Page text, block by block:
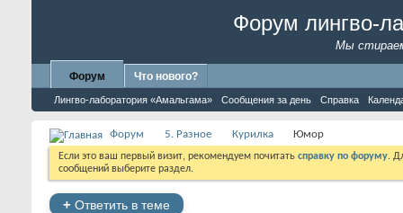
Форум лингво-
Мы
Форум
Лингво-лаборатория «Амальгама» Сообщения за день Справка
Что нового?
Форум 5. Разное Курилка Юмор
Если это ваш первый визит, рекомендуем почитать справку по форуму.
сообщений выберите раздел.
+ Ответить в теме